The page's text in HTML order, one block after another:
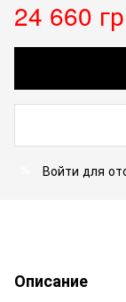
24 660
Войти для
Описание